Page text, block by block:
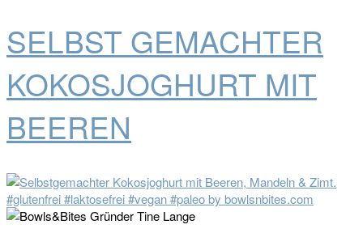
SELBST GEMACHTER
KOKOSJOGHURT MIT
BEEREN
Seitenspalte